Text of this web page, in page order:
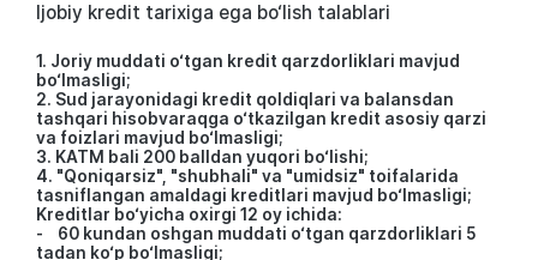
Ijobiy kredit tarixiga ega bo‘lish talablari
1. Joriy muddati o‘tgan kredit qarzdorliklari mavjud
bo‘lmasligi;
2. Sud jarayonidagi kredit qoldiqlari va balansdan
tashqari hisobvaraqga o‘tkazilgan kredit asosiy qarzi
va foizlari mavjud bo‘lmasligi;
3. KATM bali 200 balldan yuqori bo‘lishi;
4. "Qoniqarsiz", "shubhali" va "umidsiz" toifalarida
tasniflangan amaldagi kreditlari mavjud bo‘lmasligi;
Kreditlar bo‘yicha oxirgi 12 oy ichida:
- 60 kundan oshgan muddati o‘tgan qarzdorliklari 5
tadan ko‘p bo‘lmasligi;